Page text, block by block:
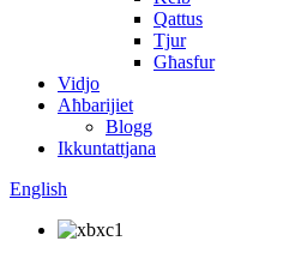
Qattus
Tjur
Għasfur
Vidjo
Aħbarijiet
Blogg
Ikkuntattjana
English